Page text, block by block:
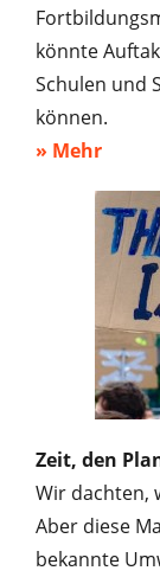
könnte
Schulen und
können.
» Mehr
Zeit, den
Wir dachten,
Aber diese
bekannte